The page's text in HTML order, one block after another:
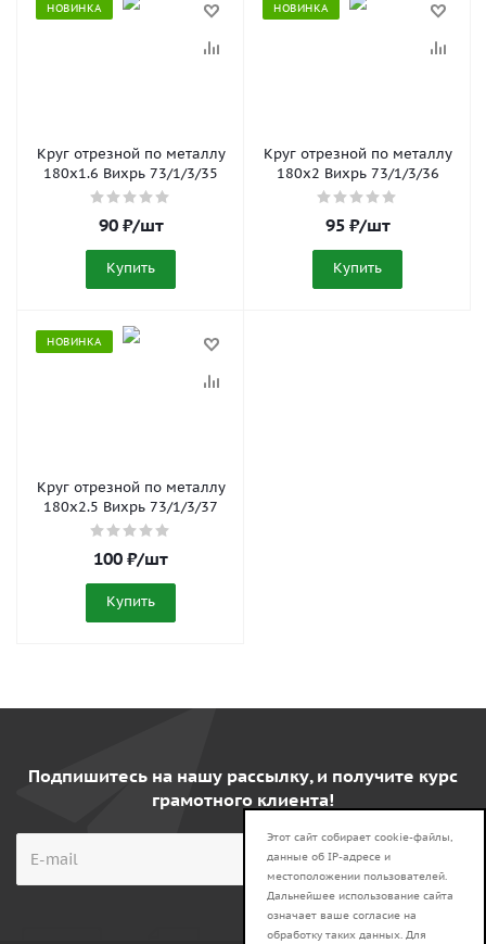
НОВИНКА
Круг отрезной по металлу
180x1.6 Вихрь 73/1/3/35
90₽/шт
Купить
НОВИНКА
Круг отрезной по металлу
180x2 Вихрь 73/1/3/36
95₽/шт
Купить
НОВИНКА
Круг отрезной по металлу
180x2.5 Вихрь 73/1/3/37
100 ₽/шт
Купить
Подпишитесь на нашу рассылку, и получите курс
грамотного клиента!
Этот сайт собирает cookie-файлы,
данные об IP-адресе и
местоположении пользователей.
Дальнейшее использование сайта
означает ваше согласие на
обработку таких данных. Для